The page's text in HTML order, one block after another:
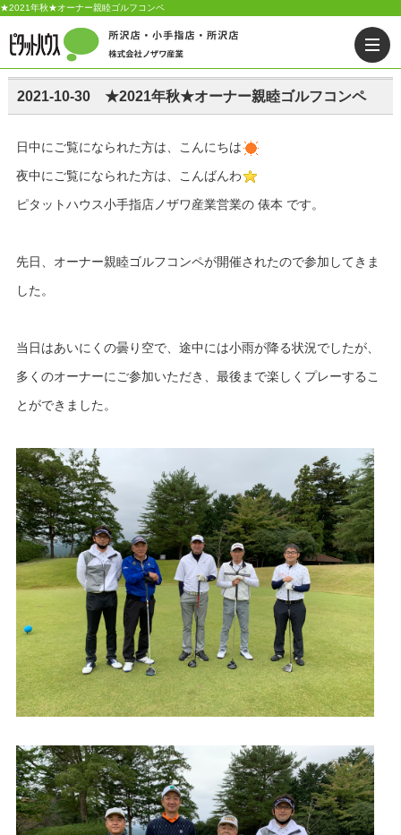
★2021年秋★オーナー親睦ゴルフコンペ
2021-10-30 ★2021年秋★オーナー親睦ゴルフコンペ
日中にご覧になられた方は、こんにちは
夜中にご覧になられた方は、こんばんわ
ピタットハウス小手指店ノザワ産業営業の 俵本 です。
先日、オーナー親睦ゴルフコンペが開催されたので参加してきま
した。
当日はあいにくの曇り空で、途中には小雨が降る状況でしたが、
多くのオーナーにご参加いただき、最後まで楽しくプレーするこ
とができました。